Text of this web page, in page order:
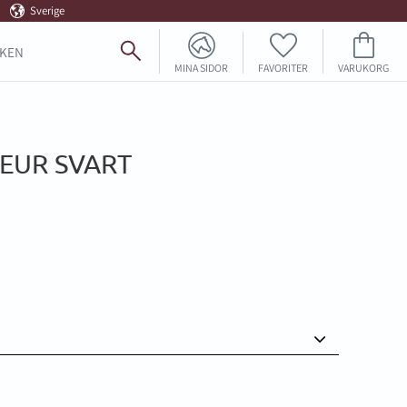
Sverige
MINA SIDOR
FAVORITERKUNDVAGN
SVART